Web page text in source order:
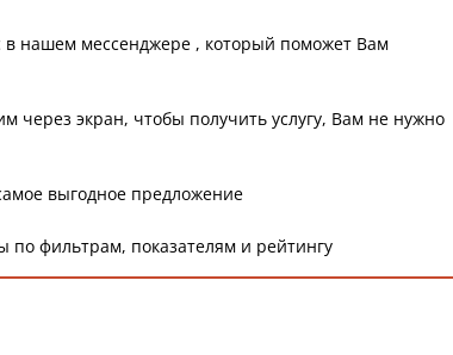
нашем мессенджере , который поможет Вам
через экран, чтобы получить услугу, Вам не нужно
выгодное предложение
фильтрам, показателям и рейтингу